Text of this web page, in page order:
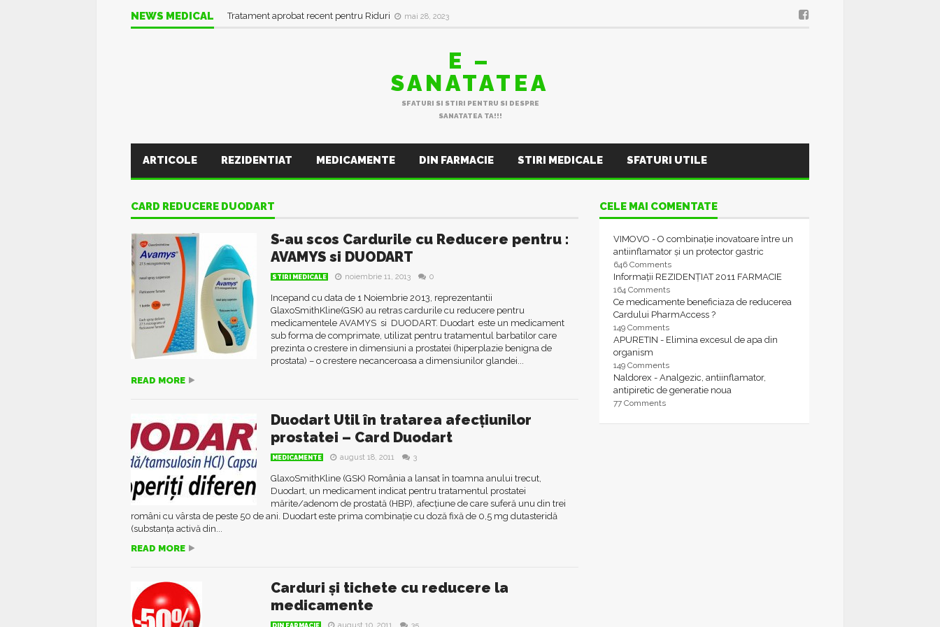
NEWS MEDICAL Tratament aprobat recent pentru Riduri mai 28, 2023
E –
SANATATEA
SFATURI SI STIRI PENTRU SI DESPRE
SANATATEA TA!!!
ARTICOLE REZIDENTIAT MEDICAMENTE DIN FARMACIE STIRI MEDICALE SFATURI UTILE
CARD REDUCERE DUODART
S-au scos Cardurile cu Reducere pentru :
AVAMYS si DUODART
STIRI MEDICALE noiembrie 11, 2013 0
Incepand cu data de 1 Noiembrie 2013, reprezentantii
GlaxoSmithKline(GSK) au retras cardurile cu reducere pentru
medicamentele AVAMYS si DUODART. Duodart este un medicament
sub forma de comprimate, utilizat pentru tratamentul barbatilor care
prezinta o crestere in dimensiuni a prostatei (hiperplazie benigna de
prostata) – o crestere necanceroasa a dimensiunilor glandei...
READ MORE
Duodart Util în tratarea afecțiunilor
prostatei – Card Duodart
MEDICAMENTE august 18, 2011 3
GlaxoSmithKline (GSK) România a lansat în toamna anului trecut,
Duodart, un medicament indicat pentru tratamentul prostatei
mărite/adenom de prostată (HBP), afecțiune de care suferă unu din trei
români cu vârsta de peste 50 de ani. Duodart este prima combinație cu doză fixă de 0,5 mg dutasteridă
(substanța activă din...
READ MORE
Carduri și tichete cu reducere la
medicamente
DIN FARMACIE
CELE MAI COMENTATE
VIMOVO - O combinație inovatoare între un
antiinflamator și un protector gastric
646 Comments
Informații REZIDENȚIAT 2011 FARMACIE
164 Comments
Ce medicamente beneficiaza de reducerea
Cardului PharmAccess ?
149 Comments
APURETIN - Elimina excesul de apa din
organism
149 Comments
Naldorex - Analgezic, antiinflamator,
antipiretic de generatie noua
77 Comments